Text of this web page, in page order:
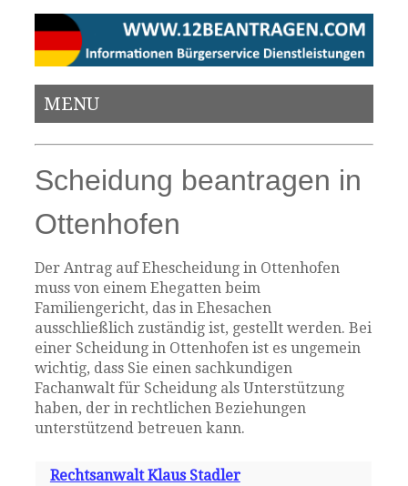
MENU
Scheidung beantragen in
Ottenhofen
Der Antrag auf Ehescheidung in Ottenhofen
muss von einem Ehegatten beim
Familiengericht, das in Ehesachen
ausschließlich zuständig ist, gestellt werden. Bei
einer Scheidung in Ottenhofen ist es ungemein
wichtig, dass Sie einen sachkundigen
Fachanwalt für Scheidung als Unterstützung
haben, der in rechtlichen Beziehungen
unterstützend betreuen kann.
Rechtsanwalt Klaus Stadler